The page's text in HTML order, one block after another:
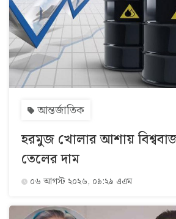
আন্তর্জাতিক
হরমুজ খোলার আশায়
তেলের দাম
০৬ আগস্ট ২০২৬, ০৯:২৯ এএম